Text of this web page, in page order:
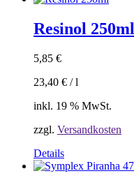
Resinol 250ml
5,85 €
23,40 € /l
inkl. 19 % MwSt.
zzgl. Versandkosten
Details